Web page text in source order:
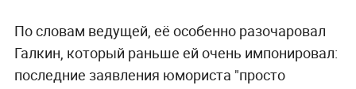
По словам ведущей, её особенно разочаровал
Галкин, который раньше ей очень импонировал:
последние заявления юмориста "просто